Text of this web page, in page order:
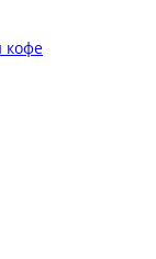
кофе